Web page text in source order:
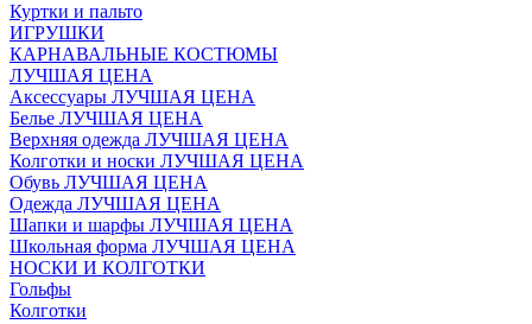
Куртки и пальто
ИГРУШКИ
КАРНАВАЛЬНЫЕ КОСТЮМЫ
ЛУЧШАЯ ЦЕНА
Аксессуары ЛУЧШАЯ ЦЕНА
Белье ЛУЧШАЯ ЦЕНА
Верхняя одежда ЛУЧШАЯ ЦЕНА
Колготки и носки ЛУЧШАЯ ЦЕНА
Обувь ЛУЧШАЯ ЦЕНА
Одежда ЛУЧШАЯ ЦЕНА
Шапки и шарфы ЛУЧШАЯ ЦЕНА
Школьная форма ЛУЧШАЯ ЦЕНА
НОСКИ И КОЛГОТКИ
Гольфы
Колготки